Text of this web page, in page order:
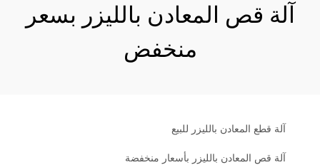
آلة قص المعادن بالليزر بسعر
منخفض
آلة قطع المعادن بالليزر للبيع
آلة قص المعادن بالليزر بأسعار منخفضة